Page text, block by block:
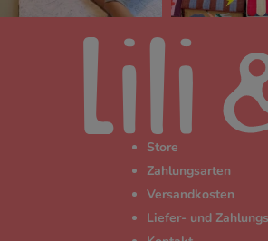
Store
Zahlungsarten
Versandkosten
Liefer- und